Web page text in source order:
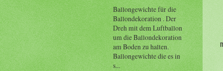
Ballongewichte für die
Ballondekoration . Der
Dreh mit dem Luftballon
um die Ballondekoration
am Boden zu halten.
Ballongewichte die es in
s...